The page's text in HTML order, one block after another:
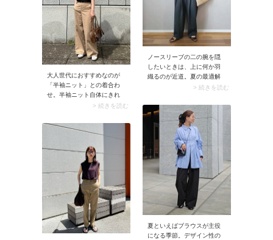
フォルムのスニーカーな
ら、どんなシルエットのパ
ンツにも合わせやすいです
よ。
ノースリーブの二の腕を隠
したいときは、上に何か羽
織るのが近道。夏の最適解
は「薄手のシャツ」。前を
よくなり、体温が内側にこ
もりません。特にシアーシ
ャツは清涼感たっぷりな装
いに仕上がりおすすめです
> 続きを読む
大人世代におすすめなのが
「半袖ニット」との着合わ
せ。半袖ニット自体にきれ
いめ感があるので、合わせ
決まります。加えておすす
めなのが、半袖ニットを白or
ジュ色パンツを上品に着こ
なせますよ。
> 続きを読む
夏といえばブラウスが主役
になる季節。デザイン性の